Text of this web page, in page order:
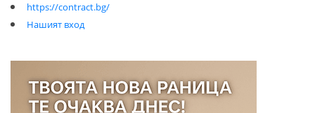
https://contract.bg/
Нашият вход